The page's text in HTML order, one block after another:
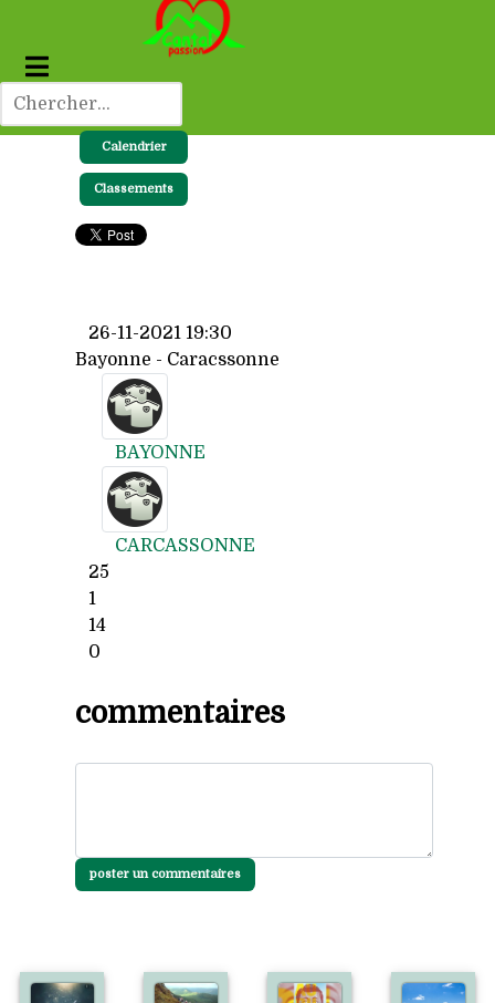
Calendrier
Classements
26-11-2021 19:30
Bayonne - Caracssonne
BAYONNE
CARCASSONNE
25
1
14
0
commentaires
poster un commentaires